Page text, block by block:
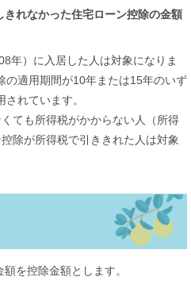
れなかった住宅ローン控除の金額
年）に入居した人は対象になりま
の適用期間が10年または15年のいず
れています。
ても所得税がかからない人（所得
除が所得税で引ききれた人は対象
を控除金額とします。